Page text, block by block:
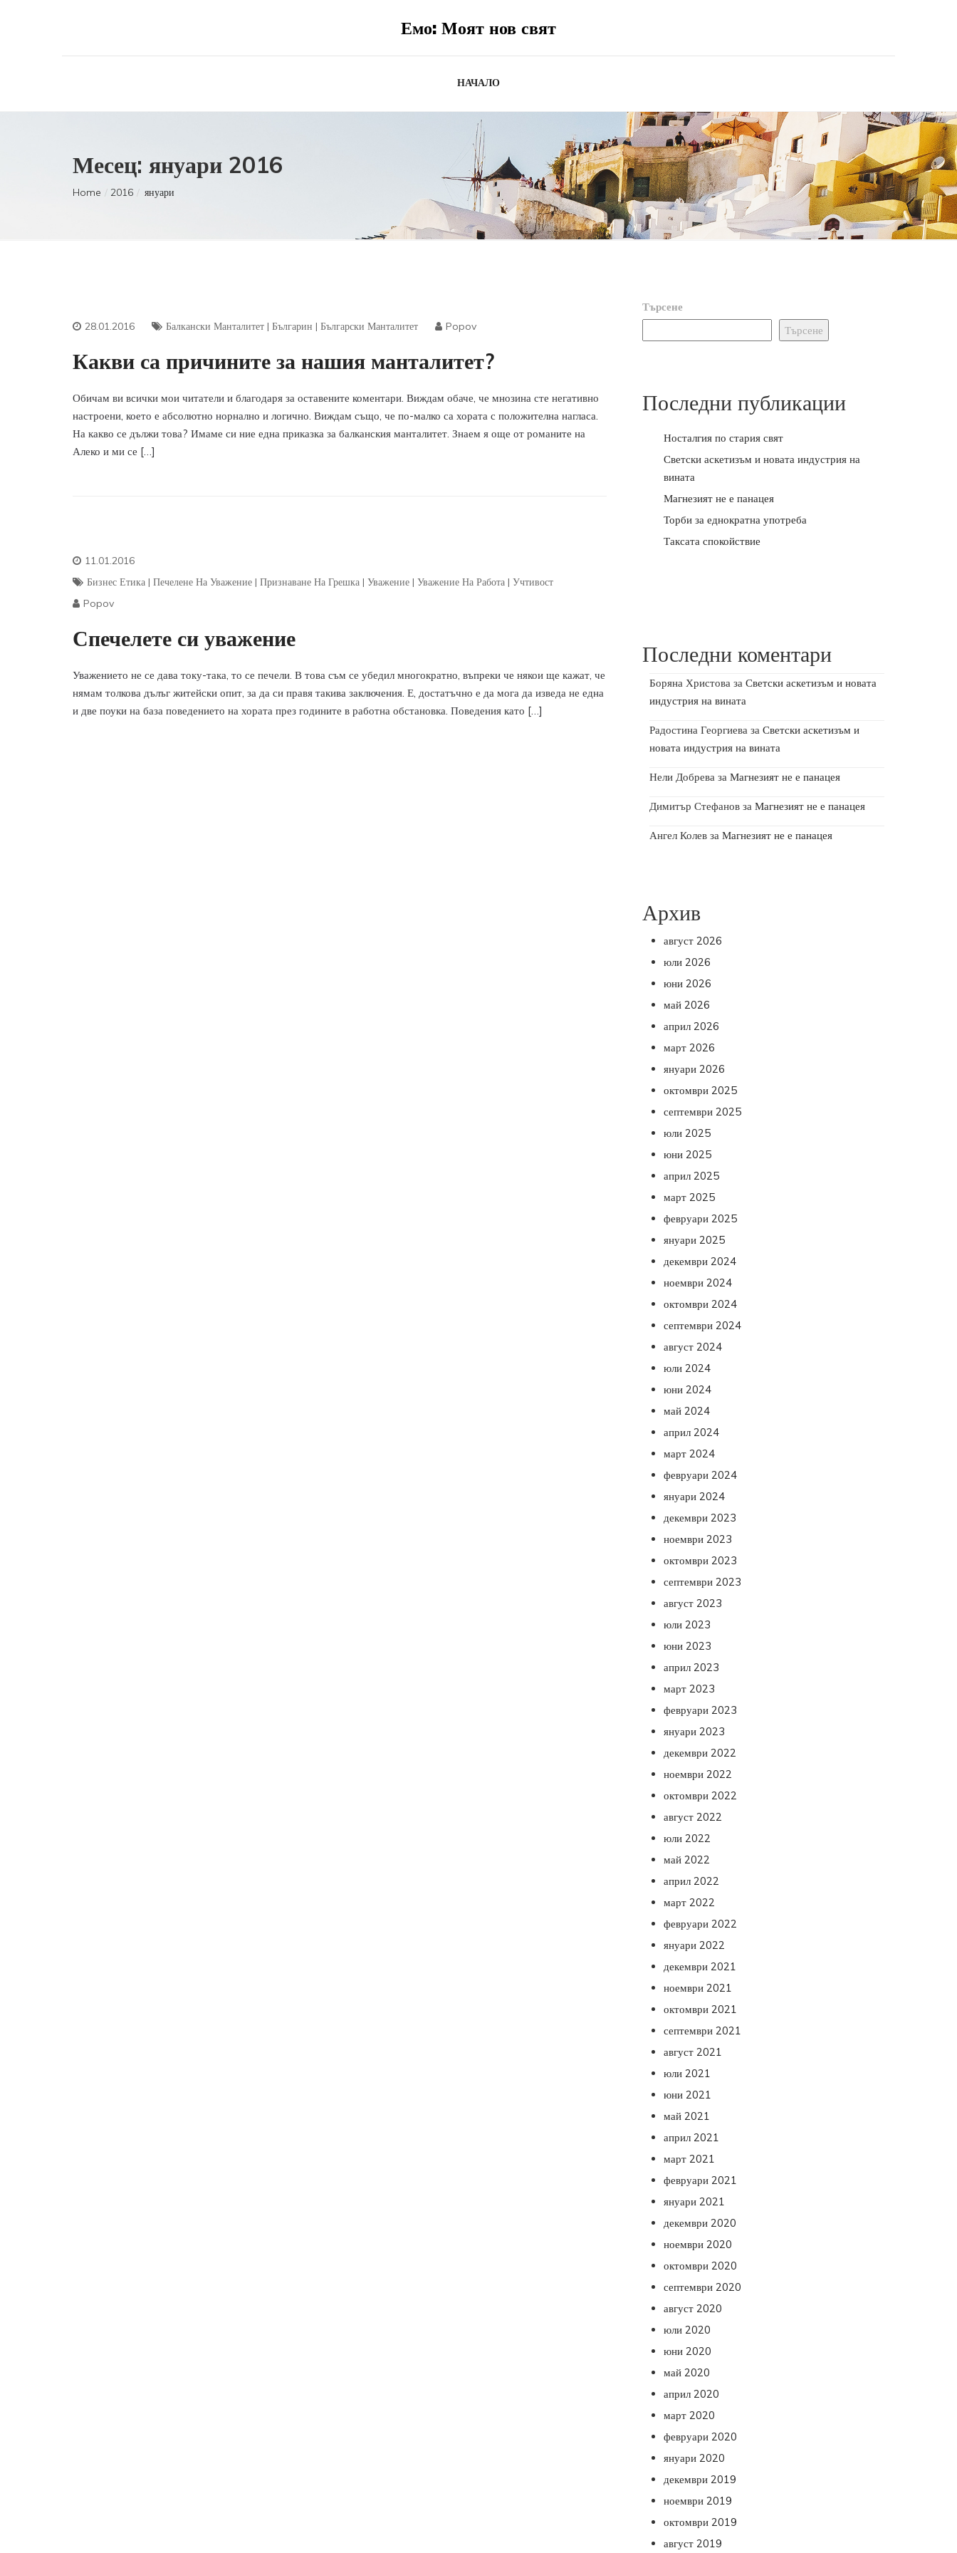
Емо: Моят нов свят
НАЧАЛО
Месец: януари 2016
Home 2016 януари
28.01.2016 Балкански Манталитет | Българин | Български Манталитет Popov
Какви са причините за нашия манталитет?
Обичам ви всички мои читатели и благодаря за оставените коментари. Виждам обаче, че мнозина сте негативно
настроени, което е абсолютно норнално и логично. Виждам също, че по-малко са хората с положителна нагласа.
На какво се дължи това? Имаме си ние една приказка за балканския манталитет. Знаем я още от романите на
Алеко и ми се […]
11.01.2016
Бизнес Етика | Печелене На Уважение | Признаване На Грешка | Уважение | Уважение На Работа | Учтивост
Popov
Спечелете си уважение
Уважението не се дава току-така, то се печели. В това съм се убедил многократно, въпреки че някои ще кажат, че
нямам толкова дълъг житейски опит, за да си правя такива заключения. Е, достатъчно е да мога да изведа не една
и две поуки на база поведението на хората през годините в работна обстановка. Поведения като […]
Търсене
Търсене
Последни публикации
Носталгия по стария свят
Светски аскетизъм и новата индустрия на
вината
Магнезият не е панацея
Торби за еднократна употреба
Таксата спокойствие
Последни коментари
Боряна Христова за Светски аскетизъм и новата
индустрия на вината
Радостина Георгиева за Светски аскетизъм и
новата индустрия на вината
Нели Добрева за Магнезият не е панацея
Димитър Стефанов за Магнезият не е панацея
Ангел Колев за Магнезият не е панацея
Архив
август 2026
юли 2026
юни 2026
май 2026
април 2026
март 2026
януари 2026
октомври 2025
септември 2025
юли 2025
юни 2025
април 2025
март 2025
февруари 2025
януари 2025
декември 2024
ноември 2024
октомври 2024
септември 2024
август 2024
юли 2024
юни 2024
май 2024
април 2024
март 2024
февруари 2024
януари 2024
декември 2023
ноември 2023
октомври 2023
септември 2023
август 2023
юли 2023
юни 2023
април 2023
март 2023
февруари 2023
януари 2023
декември 2022
ноември 2022
октомври 2022
август 2022
юли 2022
май 2022
април 2022
март 2022
февруари 2022
януари 2022
декември 2021
ноември 2021
октомври 2021
септември 2021
август 2021
юли 2021
юни 2021
май 2021
април 2021
март 2021
февруари 2021
януари 2021
декември 2020
ноември 2020
октомври 2020
септември 2020
август 2020
юли 2020
юни 2020
май 2020
април 2020
март 2020
февруари 2020
януари 2020
декември 2019
ноември 2019
октомври 2019
август 2019